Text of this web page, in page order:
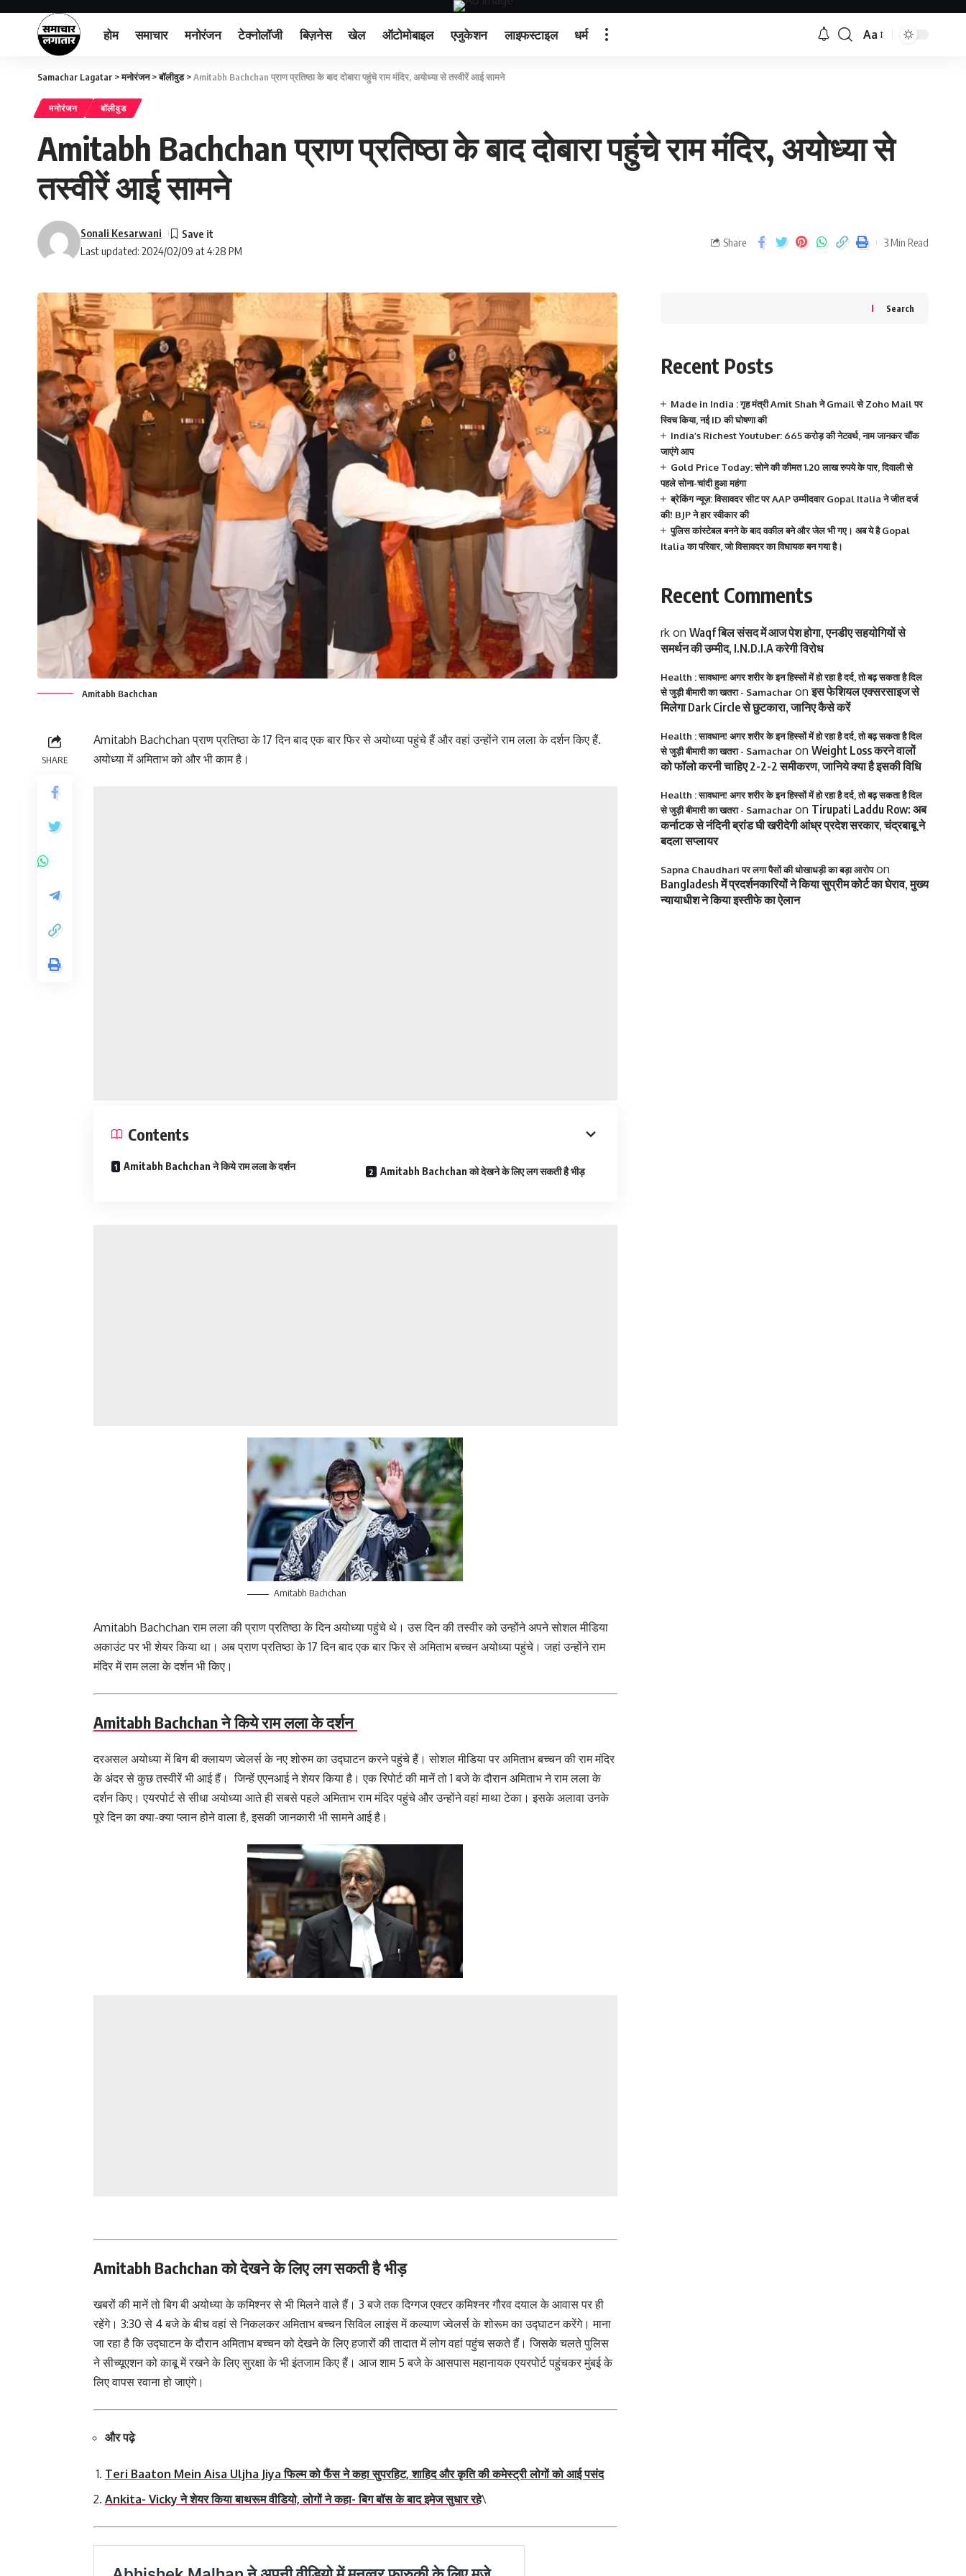
होम समाचार मनोरंजन टेक्नोलॉजी बिज़नेस खेल ऑटोमोबाइल एजुकेशन लाइफस्टाइल धर्म Aa
Samachar Lagatar >मनोरंजन>बॉलीवुड>Amitabh Bachchan प्राण प्रतिष्ठा के बाद दोबारा पहुंचे राम मंदिर, अयोध्या से तस्वीरें आई सामने
मनोरंजन बॉलीवुड
Amitabh Bachchan प्राण प्रतिष्ठा के बाद दोबारा पहुंचे राम मंदिर, अयोध्या से
तस्वीरें आई सामने
Last updated: 2024/02/09 at 4:28 PM
Sonali Kesarwani
Share 3 Min Read
Amitabh Bachchan
SHARE
Amitabh Bachchan प्राण प्रतिष्ठा के 17 दिन बाद एक बार फिर से अयोध्या पहुंचे हैं और वहां उन्होंने राम लला के दर्शन किए हैं.
अयोध्या में अमिताभ को और भी काम है।
Contents
Amitabh Bachchan ने किये राम लला के दर्शन Amitabh Bachchan को देखने के लिए लग सकती है भीड़
Amitabh Bachchan
Amitabh Bachchan राम लला की प्राण प्रतिष्ठा के दिन अयोध्या पहुंचे थे। उस दिन की तस्वीर को उन्होंने अपने सोशल मीडिया
अकाउंट पर भी शेयर किया था। अब प्राण प्रतिष्ठा के 17 दिन बाद एक बार फिर से अमिताभ बच्चन अयोध्या पहुंचे। जहां उन्होंने राम
मंदिर में राम लला के दर्शन भी किए।
Amitabh Bachchan ने किये राम लला के दर्शन
दरअसल अयोध्या में बिग बी क्लायण ज्वेलर्स के नए शोरुम का उद्घाटन करने पहुंचे हैं। सोशल मीडिया पर अमिताभ बच्चन की राम मंदिर
के अंदर से कुछ तस्वीरें भी आई हैं। जिन्हें एएनआई ने शेयर किया है। एक रिपोर्ट की मानें तो 1 बजे के दौरान अमिताभ ने राम लला के
दर्शन किए। एयरपोर्ट से सीधा अयोध्या आते ही सबसे पहले अमिताभ राम मंदिर पहुंचे और उन्होंने वहां माथा टेका। इसके अलावा उनके
पूरे दिन का क्या-क्या प्लान होने वाला है, इसकी जानकारी भी सामने आई है।
Amitabh Bachchan को देखने के लिए लग सकती है भीड़
खबरों की मानें तो बिग बी अयोध्या के कमिश्नर से भी मिलने वाले हैं। 3 बजे तक दिग्गज एक्टर कमिश्नर गौरव दयाल के आवास पर ही
रहेंगे। 3:30 से 4 बजे के बीच वहां से निकलकर अमिताभ बच्चन सिविल लाइंस में कल्याण ज्वेलर्स के शोरूम का उद्घाटन करेंगे। माना
जा रहा है कि उद्घाटन के दौरान अमिताभ बच्चन को देखने के लिए हजारों की तादात में लोग वहां पहुंच सकते हैं। जिसके चलते पुलिस
ने सीच्यूएशन को काबू में रखने के लिए सुरक्षा के भी इंतजाम किए हैं। आज शाम 5 बजे के आसपास महानायक एयरपोर्ट पहुंचकर मुंबई के
लिए वापस रवाना हो जाएंगे।
और पढ़े
Teri Baaton Mein Aisa Uljha Jiya फिल्म को फैंस ने कहा सुपरहिट, शाहिद और कृति की कमेस्ट्री लोगों को आई पसंद
Ankita- Vicky ने शेयर किया बाथरूम वीडियो, लोगों ने कहा- बिग बॉस के बाद इमेज सुधार रहे\
Search
Recent Posts
Made in India : गृह मंत्री Amit Shah ने Gmail से Zoho Mail पर
स्विच किया, नई ID की घोषणा की
India’s Richest Youtuber: 665 करोड़ की नेटवर्थ, नाम जानकर चौंक
जाएंगे आप
Gold Price Today: सोने की कीमत 1.20 लाख रुपये के पार, दिवाली से
पहले सोना-चांदी हुआ महंगा
ब्रेकिंग न्यूज़: विसावदर सीट पर AAP उम्मीदवार Gopal Italia ने जीत दर्ज
की! BJP ने हार स्वीकार की
पुलिस कांस्टेबल बनने के बाद वकील बने और जेल भी गए। अब ये है Gopal
Italia का परिवार, जो विसावदर का विधायक बन गया है।
Recent Comments
rkon Waqf बिल संसद में आज पेश होगा, एनडीए सहयोगियों से
समर्थन की उम्मीद, I.N.D.I.A करेगी विरोध
Health : सावधान! अगर शरीर के इन हिस्सों में हो रहा है दर्द, तो बढ़ सकता है दिल
से जुड़ी बीमारी का खतरा - Samacharonइस फेशियल एक्सरसाइज से
मिलेगा Dark Circle से छुटकारा, जानिए कैसे करें
Health : सावधान! अगर शरीर के इन हिस्सों में हो रहा है दर्द, तो बढ़ सकता है दिल
से जुड़ी बीमारी का खतरा - Samacharon Weight Loss करने वालों
को फॉलो करनी चाहिए 2-2-2 समीकरण, जानिये क्या है इसकी विधि
Health : सावधान! अगर शरीर के इन हिस्सों में हो रहा है दर्द, तो बढ़ सकता है दिल
से जुड़ी बीमारी का खतरा - Samacharon Tirupati Laddu Row: अब
कर्नाटक से नंदिनी ब्रांड घी खरीदेगी आंध्र प्रदेश सरकार, चंद्रबाबू ने
बदला सप्लायर
Sapna Chaudhari पर लगा पैसों की धोखाधड़ी का बड़ा आरोपon
Bangladesh में प्रदर्शनकारियों ने किया सुप्रीम कोर्ट का घेराव, मुख्य
न्यायाधीश ने किया इस्तीफे का ऐलान